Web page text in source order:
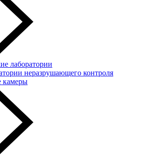
лаборатории
неразрушающего контроля
камеры